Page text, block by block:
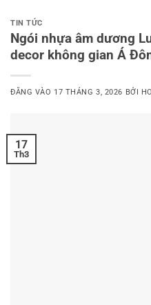
TIN TỨC
Ngói nhựa âm dương
decor không gian Á
ĐĂNG VÀO 17 THÁNG 3, 2026 BỞI
17
Th3